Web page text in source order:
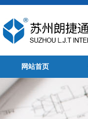
网站首页